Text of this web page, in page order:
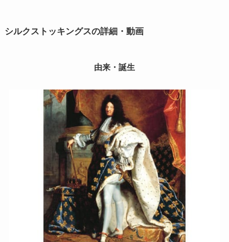
シルクストッキングスの詳細・動画
由来・誕生